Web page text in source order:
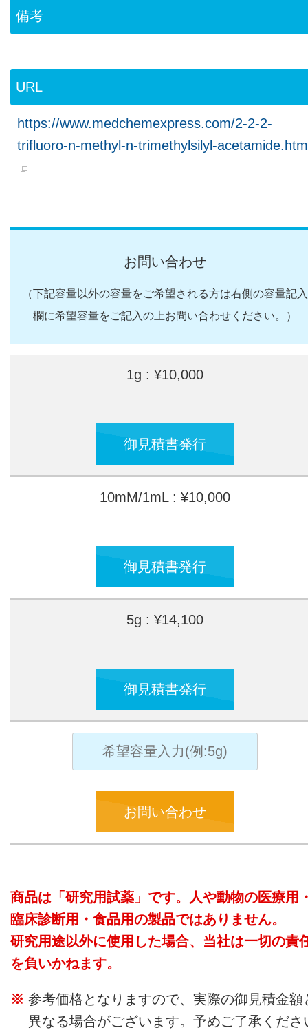
備考
URL
https://www.medchemexpress.com/2-2-2-
trifluoro-n-methyl-n-trimethylsilyl-
お問い合わせ
（下記容量以外の容量をご希望される方は右側の容量記入
欄に希望容量をご記入の上お問い合わせください。）
1g : ¥10,000
御見積書発行
10mM/1mL : ¥10,000
御見積書発行
5g : ¥14,100
御見積書発行
お問い合わせ
商品は「研究用試薬」です。人や動物の医療用
臨床診断用・食品用の製品ではありません。
研究用途以外に使用した場合、当社は一切の責
を負いかねます。
参考価格となりますので、実際の御見積金額
異なる場合がございます。予めご了承くださ